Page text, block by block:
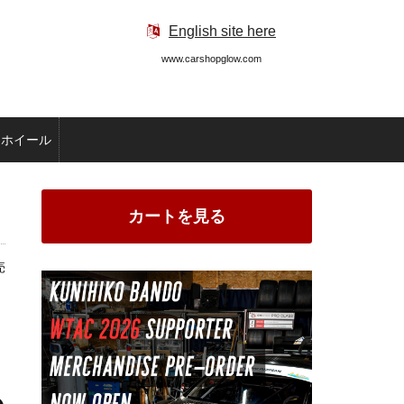
English site here
www.carshopglow.com
ホイール
カートを見る